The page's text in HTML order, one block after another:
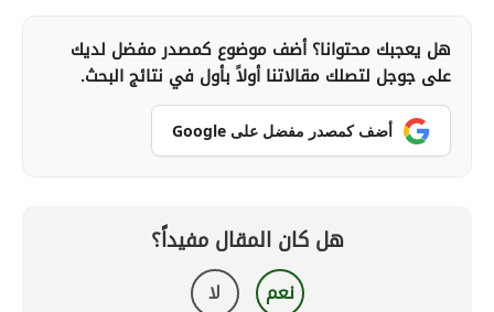
هل يعجبك محتوانا؟ أضف موضوع كمصدر مفضل لديك
على جوجل لتصلك مقالاتنا أولاً بأول في نتائج البحث.
أضف كمصدر مفضل على Google
هل كان المقال مفيداً؟
نعم لا